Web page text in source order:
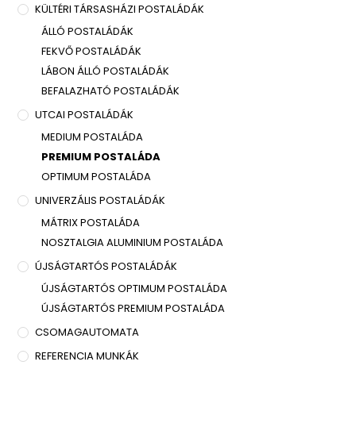
KÜLTÉRI TÁRSASHÁZI POSTALÁDÁK
ÁLLÓ POSTALÁDÁK
FEKVŐ POSTALÁDÁK
LÁBON ÁLLÓ POSTALÁDÁK
BEFALAZHATÓ POSTALÁDÁK
UTCAI POSTALÁDÁK
MEDIUM POSTALÁDA
PREMIUM POSTALÁDA
OPTIMUM POSTALÁDA
UNIVERZÁLIS POSTALÁDÁK
MÁTRIX POSTALÁDA
NOSZTALGIA ALUMINIUM POSTALÁDA
ÚJSÁGTARTÓS POSTALÁDÁK
ÚJSÁGTARTÓS OPTIMUM POSTALÁDA
ÚJSÁGTARTÓS PREMIUM POSTALÁDA
CSOMAGAUTOMATA
REFERENCIA MUNKÁK